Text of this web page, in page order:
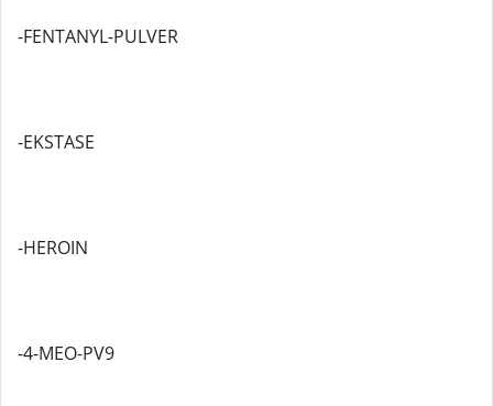
-FENTANYL-PULVER
-EKSTASE
-HEROIN
-4-MEO-PV9